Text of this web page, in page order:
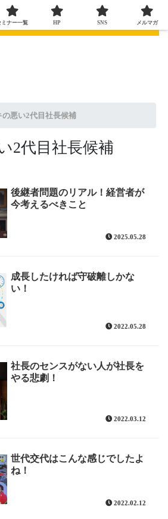
の悪い2代目社長候補
2代目社長候補
後継者問題のリアル！経営者が
今考えるべきこと
2025.05.28
成長したければ守破離しかな
い！
2022.05.28
社長のセンスがない人が社長を
やる悲劇！
2022.03.12
世代交代はこんな感じでしたよ
ね！
2022.02.12
ミナー一覧 HP SNS メルマガ